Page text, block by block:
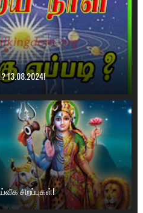
சிறப்புகள்!